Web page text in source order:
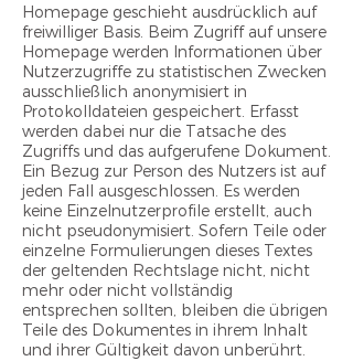
Homepage geschieht ausdrücklich auf
freiwilliger Basis. Beim Zugriff auf unsere
Homepage werden Informationen über
Nutzerzugriffe zu statistischen Zwecken
ausschließlich anonymisiert in
Protokolldateien gespeichert. Erfasst
werden dabei nur die Tatsache des
Zugriffs und das aufgerufene Dokument.
Ein Bezug zur Person des Nutzers ist auf
jeden Fall ausgeschlossen. Es werden
keine Einzelnutzerprofile erstellt, auch
nicht pseudonymisiert. Sofern Teile oder
einzelne Formulierungen dieses Textes
der geltenden Rechtslage nicht, nicht
mehr oder nicht vollständig
entsprechen sollten, bleiben die übrigen
Teile des Dokumentes in ihrem Inhalt
und ihrer Gültigkeit davon unberührt.